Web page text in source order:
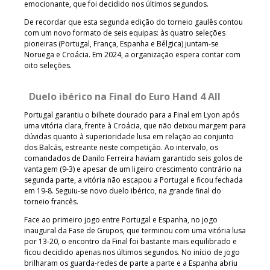
emocionante, que foi decidido nos últimos segundos.
De recordar que esta segunda edição do torneio gaulês contou
com um novo formato de seis equipas: às quatro seleções
pioneiras (Portugal, França, Espanha e Bélgica) juntam-se
Noruega e Croácia. Em 2024, a organização espera contar com
oito seleções.
Duelo ibérico na Final do Euro Hand 4 All
Portugal garantiu o bilhete dourado para a Final em Lyon após
uma vitória clara, frente à Croácia, que não deixou margem para
dúvidas quanto à superioridade lusa em relação ao conjunto
dos Balcãs, estreante neste competição. Ao intervalo, os
comandados de Danilo Ferreira haviam garantido seis golos de
vantagem (9-3) e apesar de um ligeiro crescimento contrário na
segunda parte, a vitória não escapou a Portugal e ficou fechada
em 19-8. Seguiu-se novo duelo ibérico, na grande final do
torneio francês.
Face ao primeiro jogo entre Portugal e Espanha, no jogo
inaugural da Fase de Grupos, que terminou com uma vitória lusa
por 13-20, o encontro da Final foi bastante mais equilibrado e
ficou decidido apenas nos últimos segundos. No início de jogo
brilharam os guarda-redes de parte a parte e a Espanha abriu